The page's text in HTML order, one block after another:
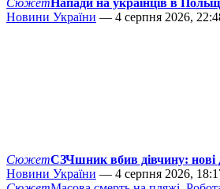
СюжетНапади на українців в
Новини України — 4 серпня 2026,
СюжетСЗЧшник вбив дівчину: нові
Новини України — 4 серпня 2026,